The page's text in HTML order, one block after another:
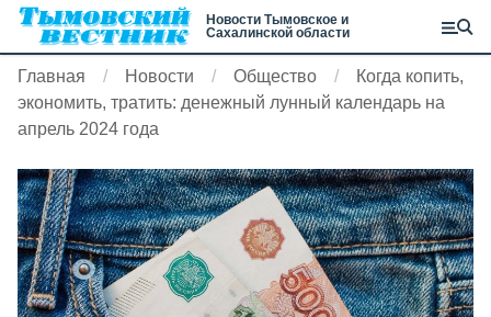
Новости Тымовское и
Сахалинской области
Главная Новости Общество
Когда копить,
экономить, тратить: денежный лунный календарь на
апрель 2024 года